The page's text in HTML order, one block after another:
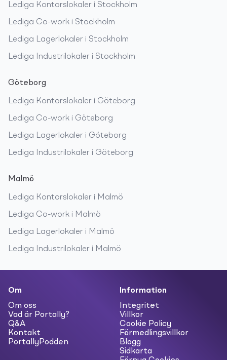
Lediga Kontorslokaler i Stockholm
Lediga Co-work i Stockholm
Lediga Lagerlokaler i Stockholm
Lediga Industrilokaler i Stockholm
Göteborg
Lediga Kontorslokaler i Göteborg
Lediga Co-work i Göteborg
Lediga Lagerlokaler i Göteborg
Lediga Industrilokaler i Göteborg
Malmö
Lediga Kontorslokaler i Malmö
Lediga Co-work i Malmö
Lediga Lagerlokaler i Malmö
Lediga Industrilokaler i Malmö
Om
Om oss
Vad är Portally?
Q&A
Kontakt
PortallyPodden
Information
Integritet
Villkor
Cookie Policy
Förmedlingsvillkor
Blogg
Sidkarta